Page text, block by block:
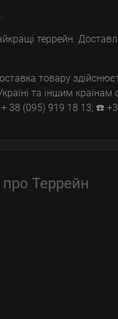
террейн.
товару
та іншим країнам
38 (095) 919 18 13; ☎️
про Террейн